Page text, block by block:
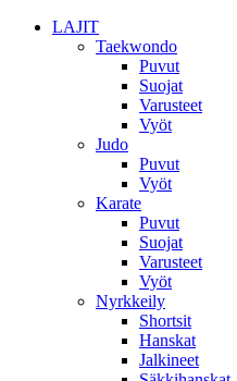
LAJIT
Taekwondo
Puvut
Suojat
Varusteet
Vyöt
Judo
Puvut
Vyöt
Karate
Puvut
Suojat
Varusteet
Vyöt
Nyrkkeily
Shortsit
Hanskat
Jalkineet